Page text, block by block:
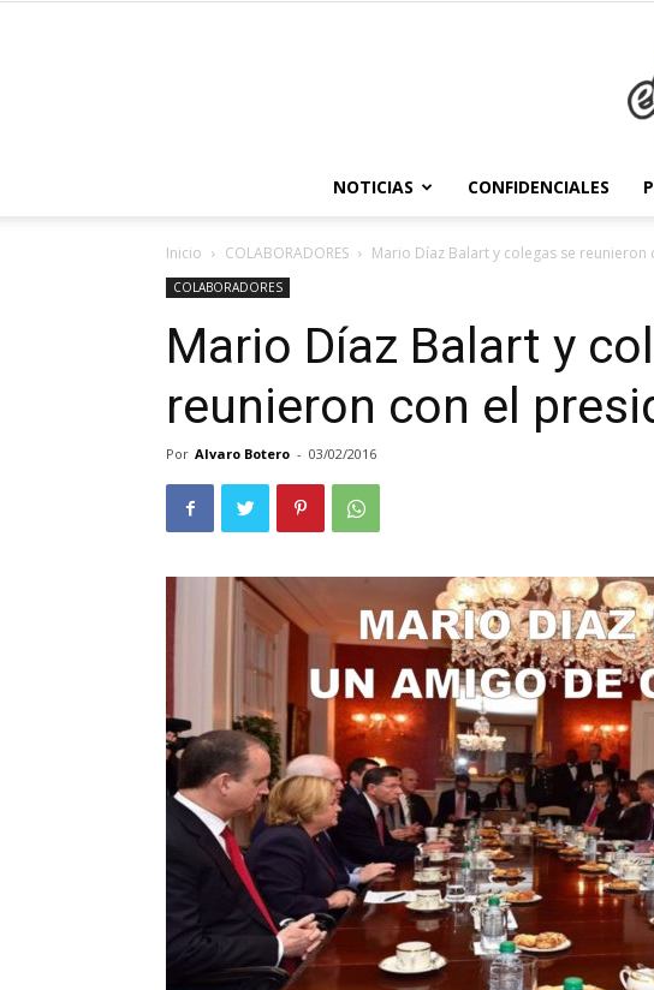
NOTICIAS CONFIDENCIALES
Inicio COLABORADORES Mario Díaz Balart y colegas se
COLABORADORES
Mario Díaz Balart y
reunieron con el
Por Alvaro Botero - 03/02/2016